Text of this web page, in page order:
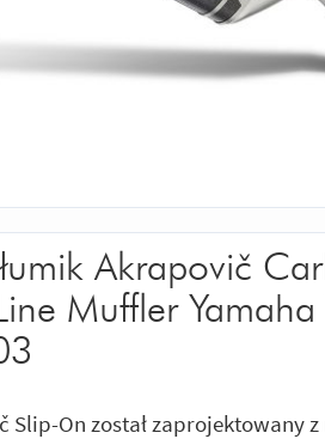
Akrapovič
Muffler Yamaha
Slip-On został zaprojektowany